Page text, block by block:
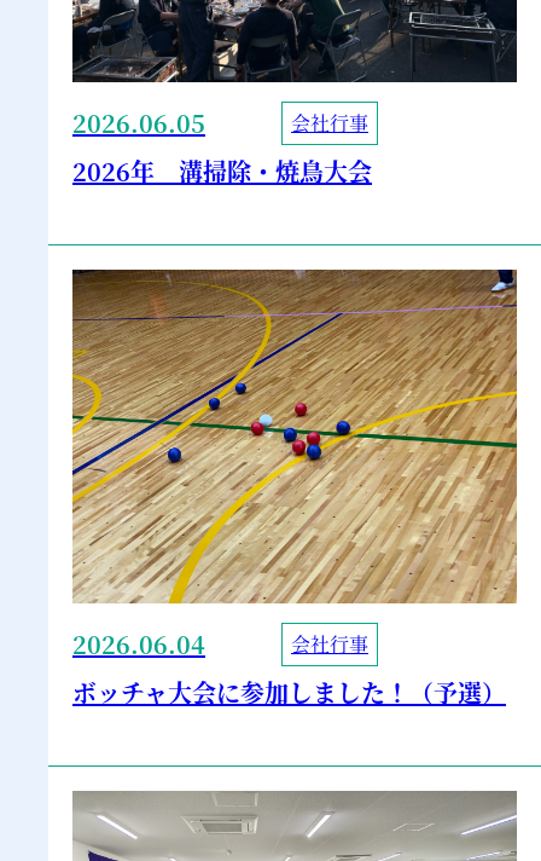
2026.06.05 会社行事
2026年 溝掃除・焼鳥大会
2026.06.04 会社行事
ボッチャ大会に参加しました！（予選）